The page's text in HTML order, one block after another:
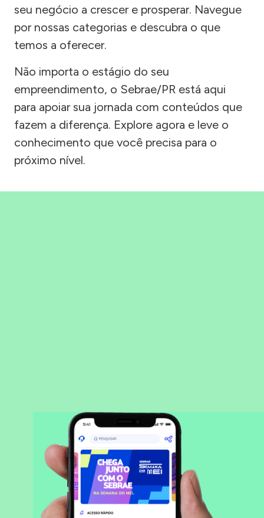
seu negócio a crescer e prosperar. Navegue
por nossas categorias e descubra o que
temos a oferecer.
Não importa o estágio do seu
empreendimento, o Sebrae/PR está aqui
para apoiar sua jornada com conteúdos que
fazem a diferença. Explore agora e leve o
conhecimento que você precisa para o
próximo nível.